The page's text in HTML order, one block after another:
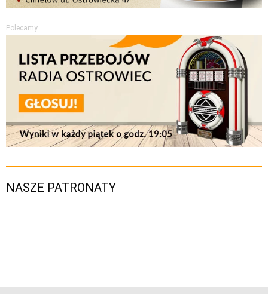
Polecamy
NASZE PATRONATY